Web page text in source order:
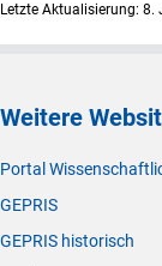
Letzte Aktualisierung: 8.
Weitere
Portal
GEPRIS
GEPRIS historisch